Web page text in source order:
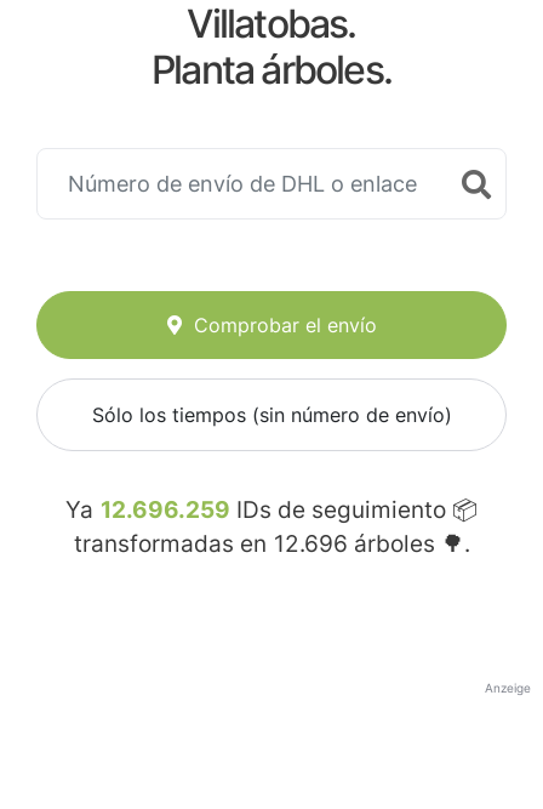
Villatobas.
Planta árboles.
Comprobar el envío
Sólo los tiempos (sin número de envío)
Ya 12.696.259 IDs de seguimiento 📦
transformadas en 12.696 árboles 🌳.
Anzeige